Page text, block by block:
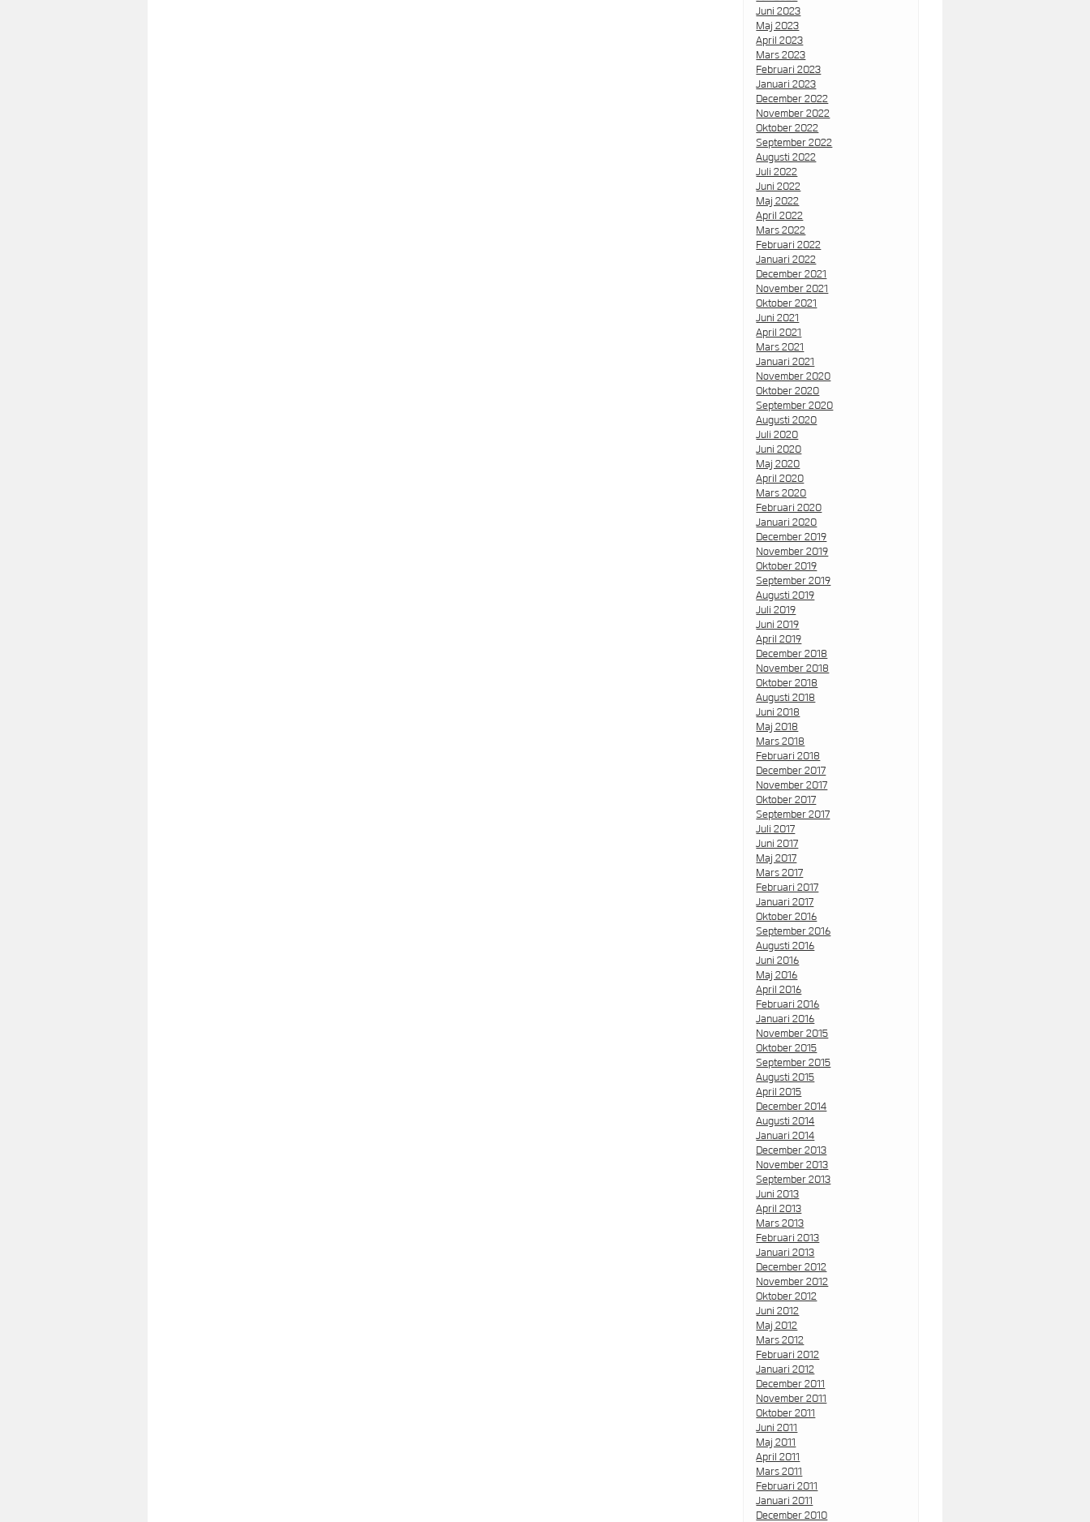
Juni 2023
Maj 2023
April 2023
Mars 2023
Februari 2023
Januari 2023
December 2022
November 2022
Oktober 2022
September 2022
Augusti 2022
Juli 2022
Juni 2022
Maj 2022
April 2022
Mars 2022
Februari 2022
Januari 2022
December 2021
November 2021
Oktober 2021
Juni 2021
April 2021
Mars 2021
Januari 2021
November 2020
Oktober 2020
September 2020
Augusti 2020
Juli 2020
Juni 2020
Maj 2020
April 2020
Mars 2020
Februari 2020
Januari 2020
December 2019
November 2019
Oktober 2019
September 2019
Augusti 2019
Juli 2019
Juni 2019
April 2019
December 2018
November 2018
Oktober 2018
Augusti 2018
Juni 2018
Maj 2018
Mars 2018
Februari 2018
December 2017
November 2017
Oktober 2017
September 2017
Juli 2017
Juni 2017
Maj 2017
Mars 2017
Februari 2017
Januari 2017
Oktober 2016
September 2016
Augusti 2016
Juni 2016
Maj 2016
April 2016
Februari 2016
Januari 2016
November 2015
Oktober 2015
September 2015
Augusti 2015
April 2015
December 2014
Augusti 2014
Januari 2014
December 2013
November 2013
September 2013
Juni 2013
April 2013
Mars 2013
Februari 2013
Januari 2013
December 2012
November 2012
Oktober 2012
Juni 2012
Maj 2012
Mars 2012
Februari 2012
Januari 2012
December 2011
November 2011
Oktober 2011
Juni 2011
Maj 2011
April 2011
Mars 2011
Februari 2011
Januari 2011
December 2010